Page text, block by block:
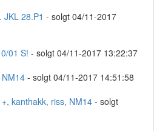
28.P1 - solgt 04/11-2017
01 S! - solgt 04/11-2017 13:22:37
- solgt 04/11-2017 14:51:58
kanthakk, riss, NM14 - solgt